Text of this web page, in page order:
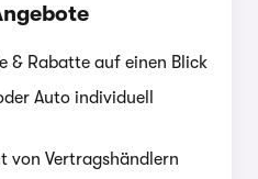
& Rabatte auf einen Blick
Auto individuell
von Vertragshändlern